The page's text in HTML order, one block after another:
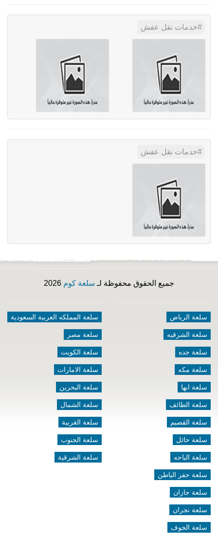
خدمات نقل عفش
خدمات نقل عفش
جميع الحقوق محفوظة لـ سلعة كوم
سلعة الرياض
سلعة الشرقيه
سلعة جده
سلعة مكه
سلعة ابها
سلعة الطائف
سلعة القصيم
سلعة حائل
سلعة الباحه
سلعة حفر الباطن
سلعة جازان
سلعة نجران
سلعة الجوف
سلعة المملكه العربية السعودية
سلعة مصر
سلعة الكويت
سلعة الامارات
سلعة البحرين
سلعة الشمال
سلعة الغربية
سلعة الجنوب
سلعة الشرقية